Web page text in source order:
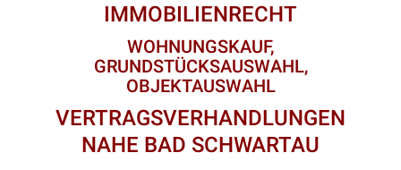
IMMOBILIENRECHT
WOHNUNGSKAUF,
GRUNDSTÜCKSAUSWAHL,
OBJEKTAUSWAHL
VERTRAGSVERHANDLUNGEN
NAHE BAD SCHWARTAU